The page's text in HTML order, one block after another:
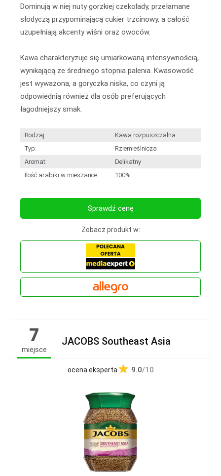
Dominują w niej nuty gorzkiej czekolady, przełamane
słodyczą przypominającą cukier trzcinowy, a całość
uzupełniają akcenty wiśni oraz owoców.
Kawa charakteryzuje się umiarkowaną intensywnością,
wynikającą ze średniego stopnia palenia. Kwasowość
jest wyważona, a goryczka niska, co czyni ją
odpowiednią również dla osób preferujących
łagodniejszy smak.
Rodzaj:
Kawa rozpuszczalna
Typ:
Rziemieślnicza
Aromat:
Delikatny
Ilość arabiki w mieszance:
100%
Sprawdź cenę
Zobacz produkt w:
7
miejsce
JACOBS Southeast Asia
ocena eksperta 9.0/10